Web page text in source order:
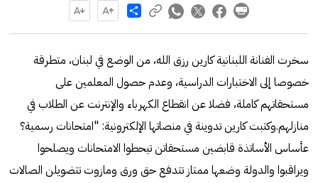
Share
سخرت الفنانة اللبنانية كارين رزق الله، من الوضع في لبنان، متطرقة
خصوصا إلى الاختبارات الدراسية، وعدم حصول المعلمين على
مستحقاتهم كاملة، فضلا عن انقطاع الكهرباء والإنترنت عن الطلاب في
منازلهم.وكتبت كارين تدوينة في منصاتها الإلكترونية: "امتحانات رسمية؟
عأساس الأساتذة قابضين مستحقاتن تيحطوا الامتحانات ويصلحوا
ويراقبوا والدولة وضعها ممتاز تتدفع حق ورق ومازوت تتضويلن الصالات